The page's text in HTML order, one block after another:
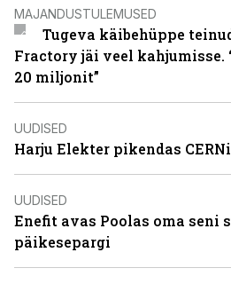
MAJANDUSTULEMUSED
Tugeva käibehüppe
Fractory jäi veel kahjumisse.
20 miljonit”
UUDISED
Harju Elekter pikendas
UUDISED
Enefit avas Poolas oma seni
päikesepargi